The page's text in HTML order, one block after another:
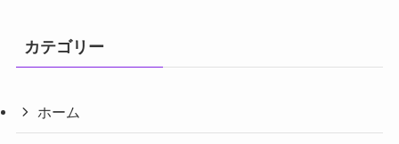
カテゴリー
ホーム